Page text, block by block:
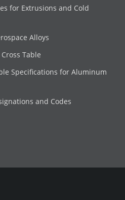
for Extrusions and Cold
Alloys
Table
Specifications for Aluminum
and Codes